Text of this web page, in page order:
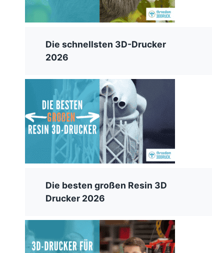
Die schnellsten 3D-Drucker
2026
Die besten großen Resin 3D
Drucker 2026